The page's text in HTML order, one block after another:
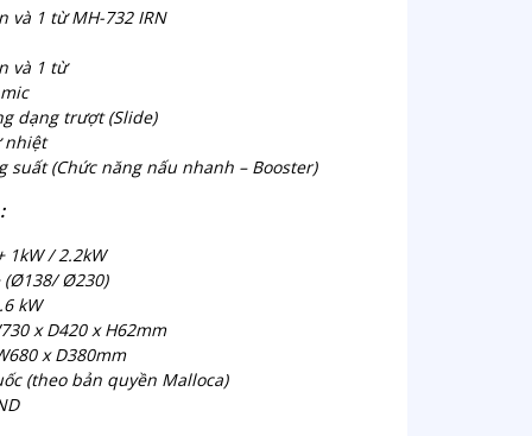
và 1 từ MH-732 IRN
và 1 từ
dạng trượt (Slide)
nhiệt
suất (Chức năng nấu nhanh – Booster)
1kW / 2.2kW
Ø230)
kW
x D420 x H62mm
x D380mm
(theo bản quyền Malloca)